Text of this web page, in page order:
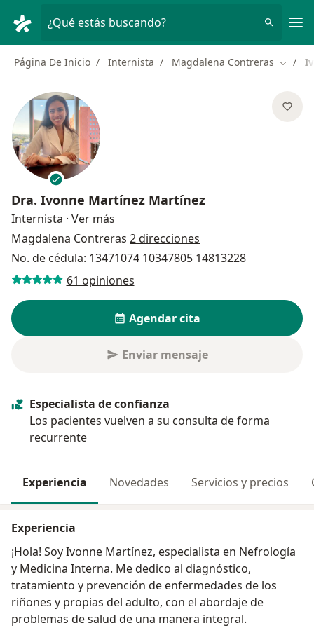
¿Qué estás buscando?
Página De Inicio Internista Magdalena Contreras
Dra. Ivonne Martínez Martínez
Internista · Ver más
Magdalena Contreras 2 direcciones
No. de cédula: 13471074 10347805 14813228
61 opiniones
Agendar cita
Enviar mensaje
Especialista de confianza
Los pacientes vuelven a su consulta de forma
recurrente
Experiencia Novedades Servicios y precios
Experiencia
¡Hola! Soy Ivonne Martínez, especialista en Nefrología
y Medicina Interna. Me dedico al diagnóstico,
tratamiento y prevención de enfermedades de los
riñones y propias del adulto, con el abordaje de
problemas de salud de una manera integral.